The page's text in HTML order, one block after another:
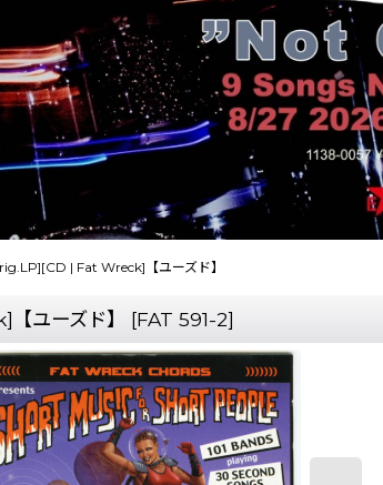
| Fat Wreck]【ユーズド】
ユーズド】 [FAT 591-2]